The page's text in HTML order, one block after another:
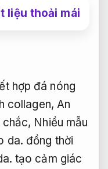
liệu thoải mái
hợp đá nóng
collagen, An
chắc, Nhiều mẫu
da. đồng thời
tạo cảm giác